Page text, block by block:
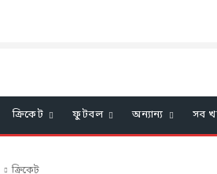
ক্রিকেট ফুটবল অন্যান্য সব
ক্রিকেট